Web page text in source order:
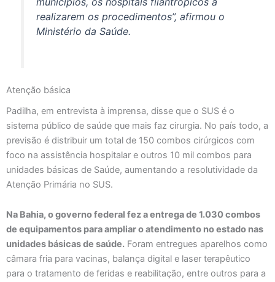
realizarem os procedimentos”, afirmou o
Ministério da Saúde.
Atenção básica
Padilha, em entrevista à imprensa, disse que o SUS é o
sistema público de saúde que mais faz cirurgia. No país todo, a
previsão é distribuir um total de 150 combos cirúrgicos com
foco na assistência hospitalar e outros 10 mil combos para
unidades básicas de Saúde, aumentando a resolutividade da
Atenção Primária no SUS.
Na Bahia, o governo federal fez a entrega de 1.030 combos
de equipamentos para ampliar o atendimento no estado nas
unidades básicas de saúde. Foram entregues aparelhos como
câmara fria para vacinas, balança digital e laser terapêutico
para o tratamento de feridas e reabilitação, entre outros para a